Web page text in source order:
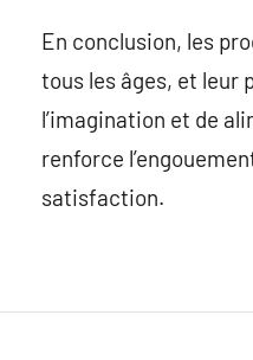
En conclusion, les
tous les âges, et leur
l’imagination et de
renforce
satisfaction.